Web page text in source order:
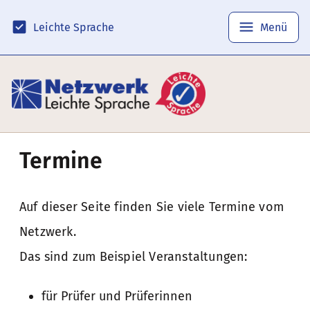
Leichte Sprache Menü
Termine
Auf dieser Seite finden Sie viele Termine vom
Netzwerk.
Das sind zum Beispiel Veranstaltungen:
für Prüfer und Prüferinnen